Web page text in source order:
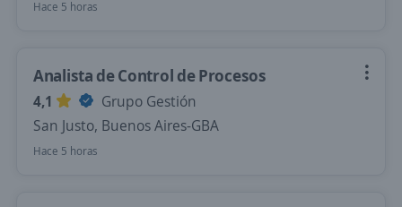
Hace 5 horas
Analista de Control de Procesos
4,1
Grupo Gestión
San Justo, Buenos Aires-GBA
Hace 5 horas